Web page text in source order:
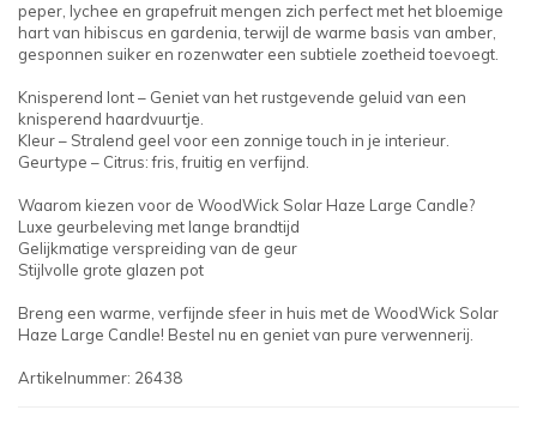
peper, lychee en grapefruit mengen zich perfect met het bloemige
hart van hibiscus en gardenia, terwijl de warme basis van amber,
gesponnen suiker en rozenwater een subtiele zoetheid toevoegt.
Knisperend lont – Geniet van het rustgevende geluid van een
knisperend haardvuurtje.
Kleur – Stralend geel voor een zonnige touch in je interieur.
Geurtype – Citrus: fris, fruitig en verfijnd.
Waarom kiezen voor de WoodWick Solar Haze Large Candle?
Luxe geurbeleving met lange brandtijd
Gelijkmatige verspreiding van de geur
Stijlvolle grote glazen pot
Breng een warme, verfijnde sfeer in huis met de WoodWick Solar
Haze Large Candle! Bestel nu en geniet van pure verwennerij.
Artikelnummer: 26438